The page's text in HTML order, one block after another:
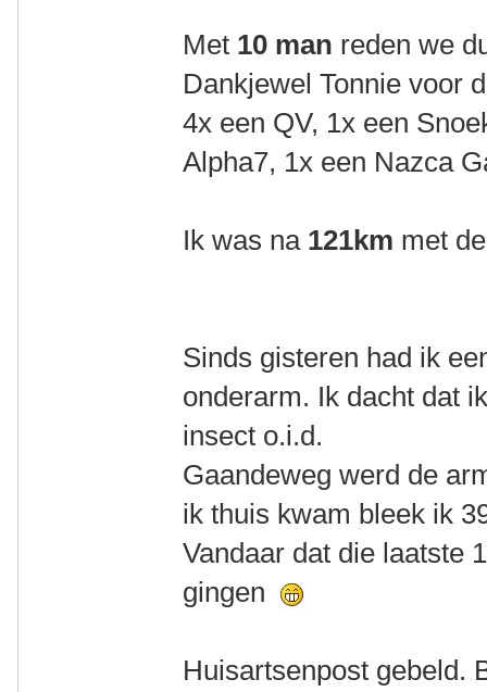
Met 10 man reden we
Dankjewel Tonnie voor
4x een QV, 1x een
Alpha7, 1x een Nazca
Ik was na 121km met
Sinds gisteren had ik
onderarm. Ik dacht dat
insect o.i.d.
Gaandeweg werd de
ik thuis kwam bleek ik
Vandaar dat die laatste
gingen
Huisartsenpost gebeld.